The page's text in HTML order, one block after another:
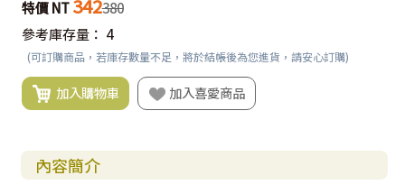
特價 NT 342380
參考庫存量： 4
(可訂購商品，若庫存數量不足，將於結帳後為您進貨，請安心訂購)
加入購物車 加入喜愛商品
內容簡介